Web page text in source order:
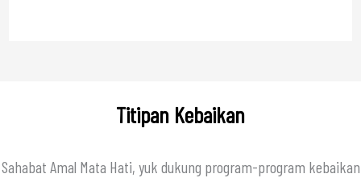
Titipan Kebaikan
Sahabat Amal Mata Hati, yuk dukung program-program kebaikan